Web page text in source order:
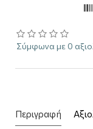
Σύμφωνα με 0
Περιγραφή